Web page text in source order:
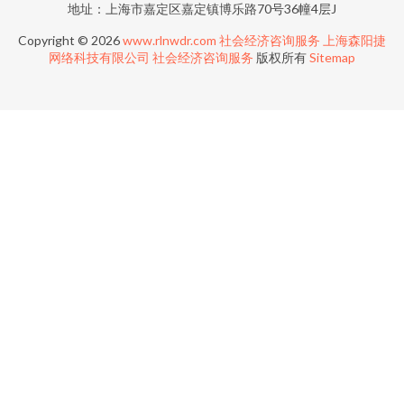
地址：上海市嘉定区嘉定镇博乐路70号36幢4层J
Copyright © 2026www.rlnwdr.com 社会经济咨询服务 上海森阳捷
网络科技有限公司 社会经济咨询服务 版权所有Sitemap